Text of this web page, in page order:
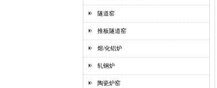
隧道窑
推板隧道窑
熔/化铝炉
轧钢炉
陶瓷炉窑